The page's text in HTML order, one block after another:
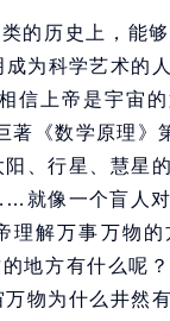
的历史上，能
成为科学艺术的
信上帝是宇宙
著《数学原理》
、行星、慧星
就像一个盲人
理解万事万物
地方有什么呢
物为什么井然